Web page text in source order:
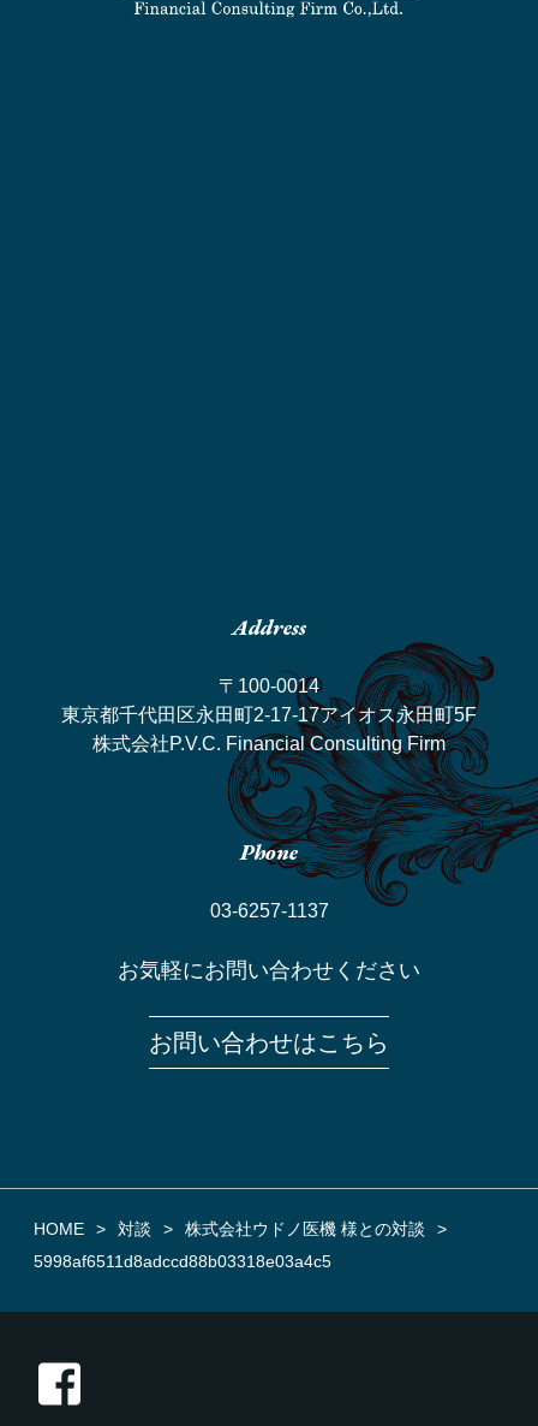
Address
〒100-0014
東京都千代田区永田町2-17-17アイオス永田町5F
株式会社P.V.C. Financial Consulting Firm
Phone
03-6257-1137
お気軽にお問い合わせください
お問い合わせはこちら
HOME 対談
株式会社ウドノ医機 様との対談
5998af6511d8adccd88b03318e03a4c5